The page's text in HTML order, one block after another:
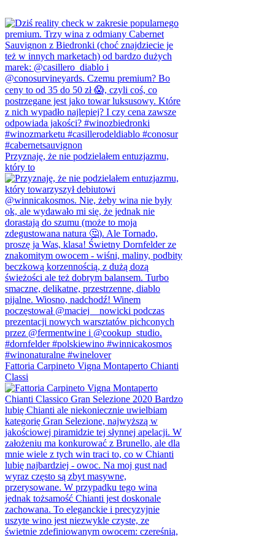
Przyznaję, że nie podzielałem entuzjazmu,
który to
Fattoria Carpineto Vigna Montaperto Chianti
Classi